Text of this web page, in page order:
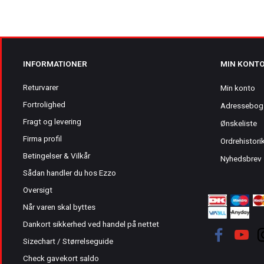
INFORMATIONER
Returvarer
Fortrolighed
Fragt og levering
Firma profil
Betingelser & Vilkår
Sådan handler du hos Ezzo
Oversigt
Når varen skal byttes
Dankort sikkerhed ved handel på nettet
Sizechart / Størrelseguide
Check gavekort saldo
MIN
Min konto
Adressebog
Ønskeliste
Nyhedsbrev